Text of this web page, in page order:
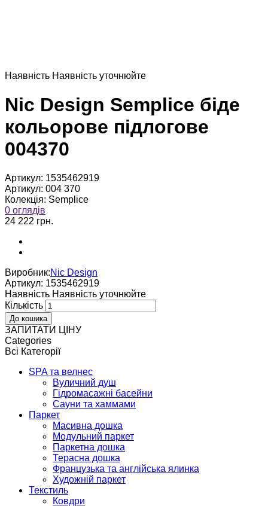
Наявнiсть Наявнiсть уточнюйте
Nic Design Semplice біде
кольорове підлогове
004370
Артикул: 1535462919
Артикул: 004 370
Колекція: Semplice
0 оглядів
24 222 грн.
Виробник:Nic Design
Артикул: 1535462919
Наявнiсть Наявнiсть уточнюйте
Кількість
ЗАПИТАТИ ЦІНУ
Categories
Всі Категорії
SPA та велнес
Вуличний душ
Гідромасажні басейни
Сауни та хаммами
Паркет
Масивна дошка
Модульний паркет
Паркетна дошка
Терасна дошка
Французька та англійська ялинка
Художній паркет
Текстиль
Ковдри